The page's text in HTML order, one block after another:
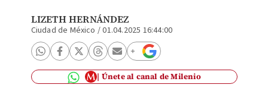
LIZETH HERNÁNDEZ
Ciudad de México /01.04.2025 16:44:00
Únete al canal de Milenio